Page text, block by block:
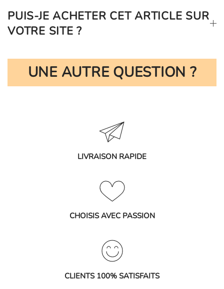
PUIS-JE ACHETER CET ARTICLE SUR
VOTRE SITE ?
UNE AUTRE QUESTION ?
LIVRAISON RAPIDE
CHOISIS AVEC PASSION
CLIENTS 100% SATISFAITS